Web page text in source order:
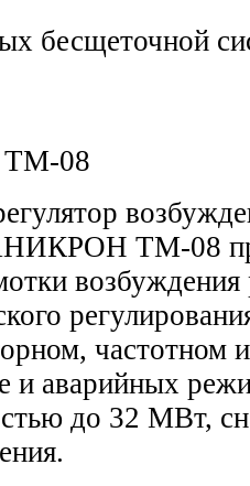
бесщеточной
08
ТМ-08
возбуждения
частотном
и аварийных
до 32 МВт,